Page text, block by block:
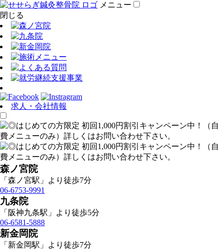
メニュー
閉じる
求人・会社情報
森ノ宮院
「森ノ宮駅」より徒歩7分
06-6753-9991
九条院
「阪神九条駅」より徒歩5分
06-6581-5888
新金岡院
「新金岡駅」より徒歩7分